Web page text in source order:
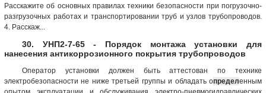
Расскажите об основных правилах техники безопасности при погрузочно-
разгрузочных работах и транспортировании труб и узлов трубопроводов.
4. Расскаж...
30. УНП2-7-65 - Порядок монтажа установки для
нанесения антикоррозионного покрытия трубопроводов
Оператор установки должен быть аттестован по технике
электробезопасности не ниже третьей группы и обладать определенным